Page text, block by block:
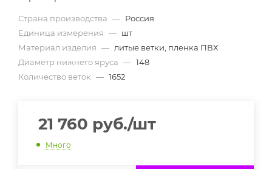
Страна производства — Россия
Единица измерения — шт
Материал изделия — литые ветки, пленка ПВХ
Диаметр нижнего яруса — 148
Количество веток — 1652
21 760 руб./шт
Много